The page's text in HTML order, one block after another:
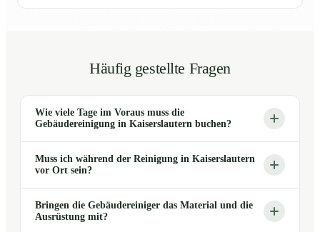
Häufig gestellte Fragen
Wie viele Tage im Voraus muss die
Gebäudereinigung in Kaiserslautern buchen?
Muss ich während der Reinigung in Kaiserslautern
vor Ort sein?
Bringen die Gebäudereiniger das Material und die
Ausrüstung mit?